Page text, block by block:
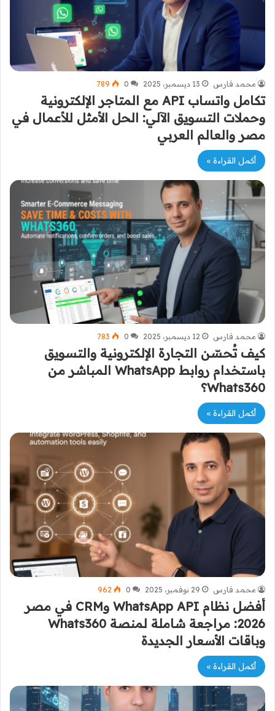
محمد فارس 13 ديسمبر، 2025 0
789
تكامل واتساب API مع المتاجر الإلكترونية
وحملات التسويق الآلي: الحل الأمثل للأعمال في
مصر والعالم العربي
أكمل القراءة »
محمد فارس 12 ديسمبر، 2025 0
783
كيف تُحسّن التجارة الإلكترونية والتسويق
باستخدام روابط WhatsApp المباشر من
Whats360؟
أكمل القراءة »
محمد فارس 29 نوفمبر، 2025 0
962
أفضل نظام WhatsApp API وCRM في مصر
2026: مراجعة شاملة لمنصة Whats360
وباقات الأسعار الجديدة
أكمل القراءة »